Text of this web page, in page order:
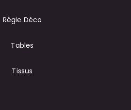
Régie Déco
Tables
Tissus